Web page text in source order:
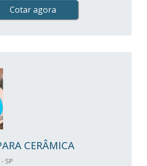
Cotar agora
CERÂMICA
SP